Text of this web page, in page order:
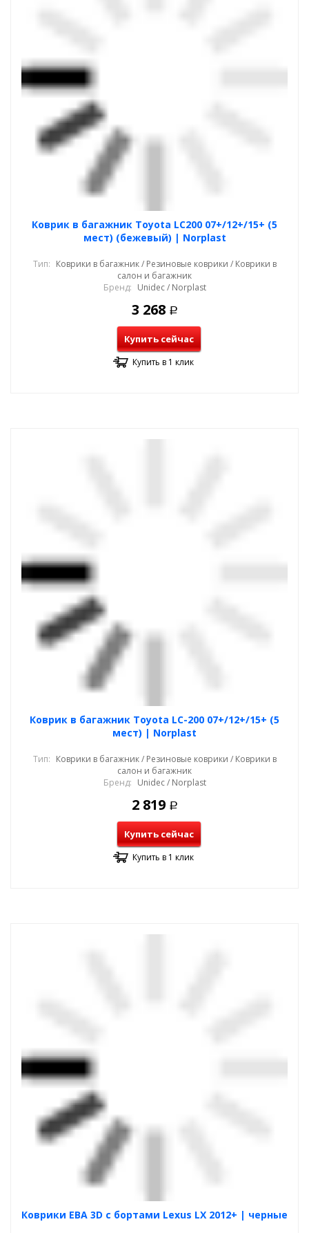
Коврик в багажник Toyota LC200 07+/12+/15+ (5
мест) (бежевый) | Norplast
Тип: Коврики в багажник / Резиновые коврики / Коврики в
салон и багажник
Бренд: Unidec / Norplast
3 268 Р
Купить сейчас
Купить в 1 клик
Коврик в багажник Toyota LC-200 07+/12+/15+ (5
мест) | Norplast
Тип: Коврики в багажник / Резиновые коврики / Коврики в
салон и багажник
Бренд: Unidec / Norplast
2 819 Р
Купить сейчас
Купить в 1 клик
Коврики ЕВА 3D с бортами Lexus LX 2012+ | черные